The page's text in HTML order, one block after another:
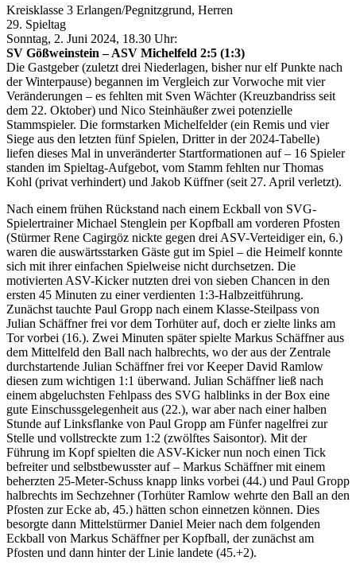
Kreisklasse 3 Erlangen/Pegnitzgrund, Herren
29. Spieltag
Sonntag, 2. Juni 2024, 18.30 Uhr:
SV Gößweinstein – ASV Michelfeld 2:5 (1:3)
Die Gastgeber (zuletzt drei Niederlagen, bisher nur elf Punkte nach
der Winterpause) begannen im Vergleich zur Vorwoche mit vier
Veränderungen – es fehlten mit Sven Wächter (Kreuzbandriss seit
dem 22. Oktober) und Nico Steinhäußer zwei potenzielle
Stammspieler. Die formstarken Michelfelder (ein Remis und vier
Siege aus den letzten fünf Spielen, Dritter in der 2024-Tabelle)
liefen dieses Mal in unveränderter Startformationen auf – 16 Spieler
standen im Spieltag-Aufgebot, vom Stamm fehlten nur Thomas
Kohl (privat verhindert) und Jakob Küffner (seit 27. April verletzt).
Nach einem frühen Rückstand nach einem Eckball von SVG-
Spielertrainer Michael Stenglein per Kopfball am vorderen Pfosten
(Stürmer Rene Cagirgöz nickte gegen drei ASV-Verteidiger ein, 6.)
waren die auswärtsstarken Gäste gut im Spiel – die Heimelf konnte
sich mit ihrer einfachen Spielweise nicht durchsetzen. Die
motivierten ASV-Kicker nutzten drei von sieben Chancen in den
ersten 45 Minuten zu einer verdienten 1:3-Halbzeitführung.
Zunächst tauchte Paul Gropp nach einem Klasse-Steilpass von
Julian Schäffner frei vor dem Torhüter auf, doch er zielte links am
Tor vorbei (16.). Zwei Minuten später spielte Markus Schäffner aus
dem Mittelfeld den Ball nach halbrechts, wo der aus der Zentrale
durchstartende Julian Schäffner frei vor Keeper David Ramlow
diesen zum wichtigen 1:1 überwand. Julian Schäffner ließ nach
einem abgeluchsten Fehlpass des SVG halblinks in der Box eine
gute Einschussgelegenheit aus (22.), war aber nach einer halben
Stunde auf Linksflanke von Paul Gropp am Fünfer nagelfrei zur
Stelle und vollstreckte zum 1:2 (zwölftes Saisontor). Mit der
Führung im Kopf spielten die ASV-Kicker nun noch einen Tick
befreiter und selbstbewusster auf – Markus Schäffner mit einem
beherzten 25-Meter-Schuss knapp links vorbei (44.) und Paul Gropp
halbrechts im Sechzehner (Torhüter Ramlow wehrte den Ball an den
Pfosten zur Ecke ab, 45.) hätten schon einnetzen können. Dies
besorgte dann Mittelstürmer Daniel Meier nach dem folgenden
Eckball von Markus Schäffner per Kopfball, der zunächst am
Pfosten und dann hinter der Linie landete (45.+2).